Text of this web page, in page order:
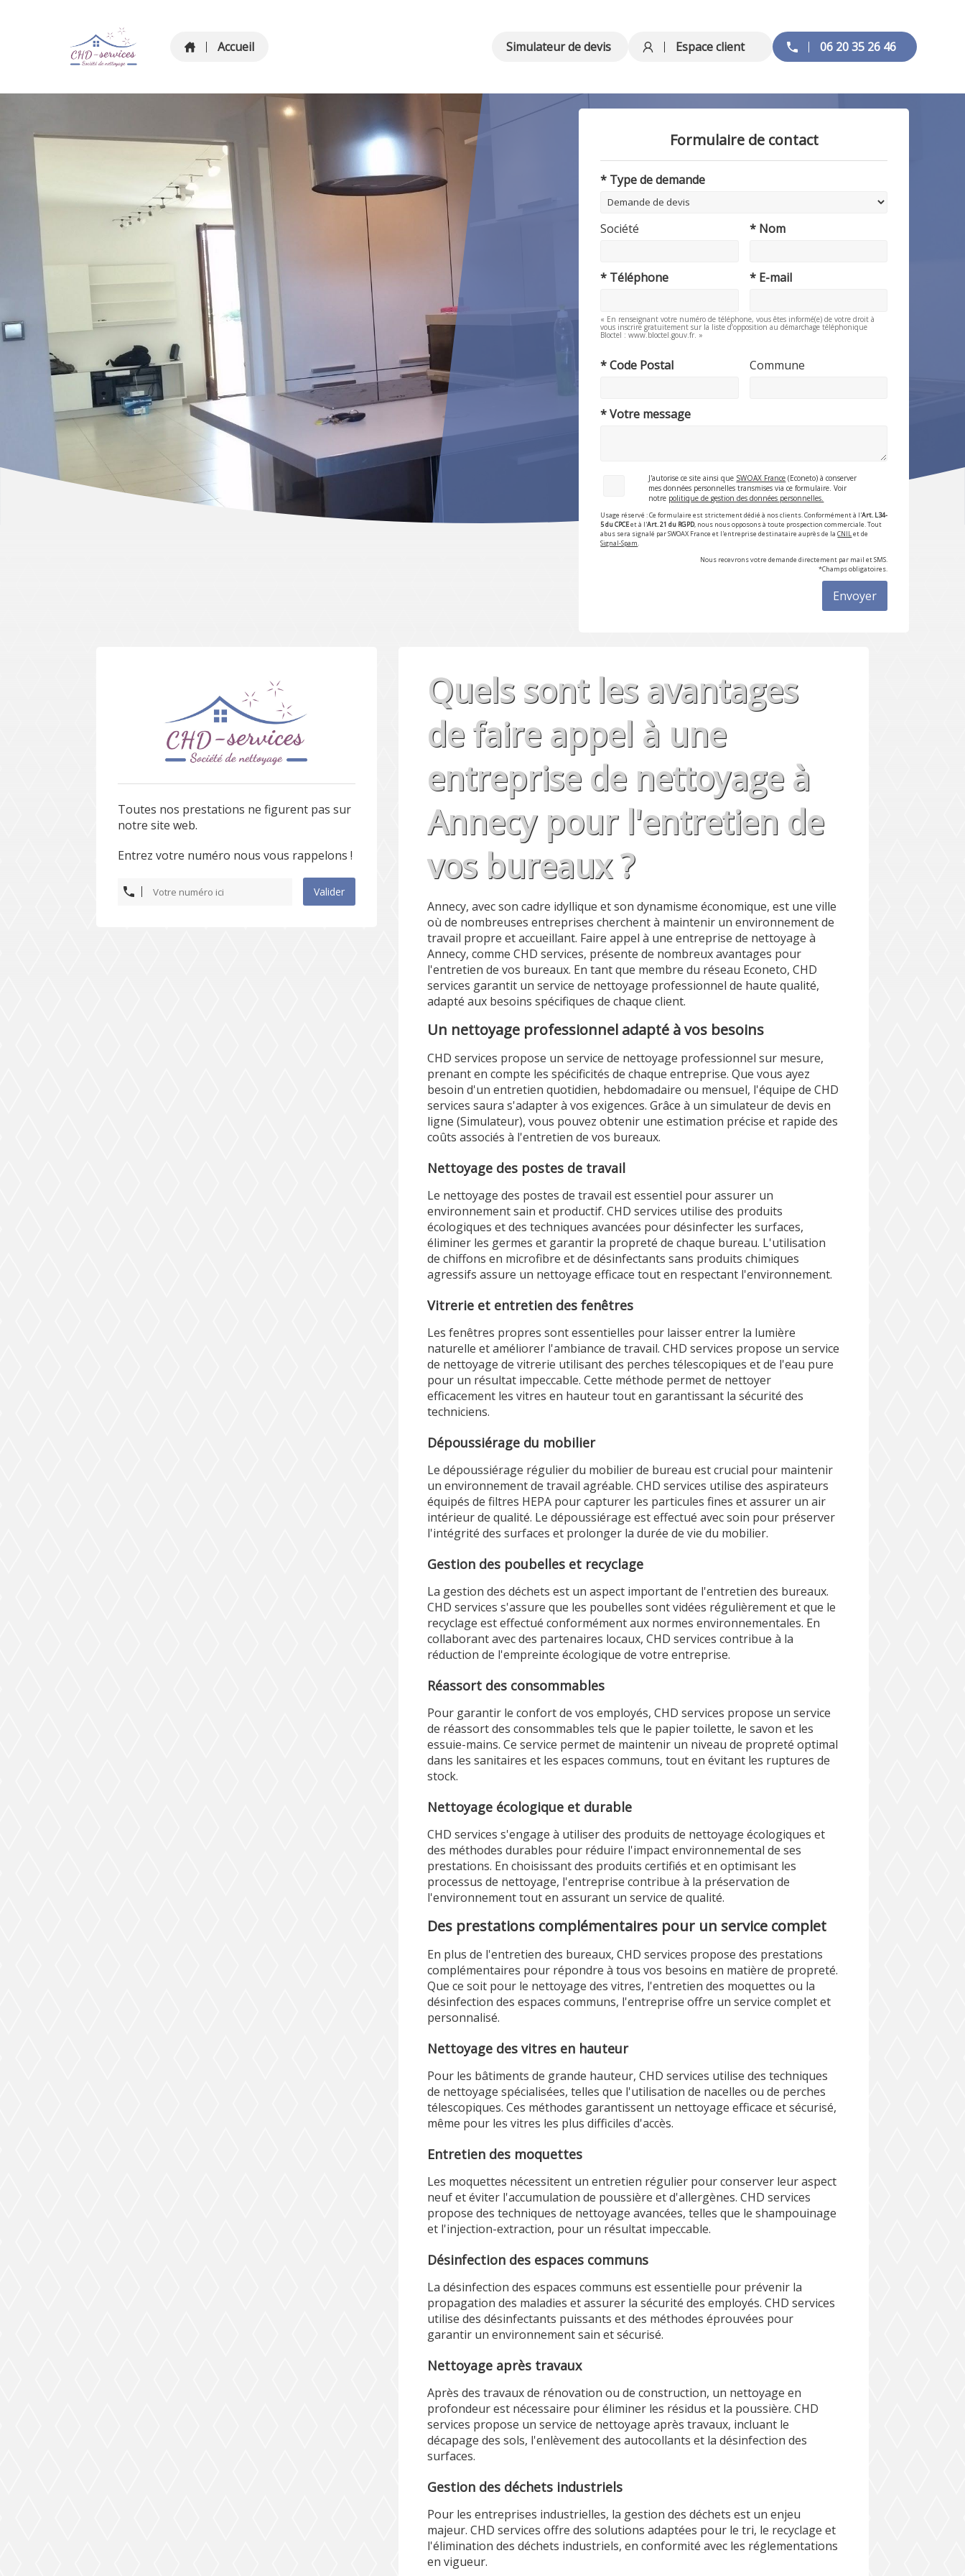
Accueil Simulateur de devis Espace client 06 20 35 26 46
Formulaire de contact
* Type de demande
Société * Nom
* Téléphone * E-mail
« En renseignant votre numéro de téléphone, vous êtes informé(e) de votre droit à
vous inscrire gratuitement sur la liste d’opposition au démarchage téléphonique
Bloctel : www.bloctel.gouv.fr. »
* Code Postal Commune
* Votre message
J'autorise ce site ainsi que SWOAX France (Econeto) à conserver
mes données personnelles transmises via ce formulaire. Voir
notre politique de gestion des données personnelles.
Usage réservé : Ce formulaire est strictement dédié à nos clients. Conformément à l'Art. L34-
5 du CPCEet à l'Art. 21 du RGPD, nous nous opposons à toute prospection commerciale. Tout
abus sera signalé par SWOAX France et l'entreprise destinataire auprès de laCNILet de
Signal-Spam.
Nous recevrons votre demande directement par mail et SMS.
*Champs obligatoires.
Envoyer
Toutes nos prestations ne figurent pas sur
notre site web.
Entrez votre numéro nous vous rappelons !
Valider
Quels sont les avantages
de faire appel à une
entreprise de nettoyage à
Annecy pour l'entretien de
vos bureaux ?
Annecy, avec son cadre idyllique et son dynamisme économique, est une ville
où de nombreuses entreprises cherchent à maintenir un environnement de
travail propre et accueillant. Faire appel à une entreprise de nettoyage à
Annecy, comme CHD services, présente de nombreux avantages pour
l'entretien de vos bureaux. En tant que membre du réseau Econeto, CHD
services garantit un service de nettoyage professionnel de haute qualité,
adapté aux besoins spécifiques de chaque client.
Un nettoyage professionnel adapté à vos besoins
CHD services propose un service de nettoyage professionnel sur mesure,
prenant en compte les spécificités de chaque entreprise. Que vous ayez
besoin d'un entretien quotidien, hebdomadaire ou mensuel, l'équipe de CHD
services saura s'adapter à vos exigences. Grâce à un simulateur de devis en
ligne (Simulateur), vous pouvez obtenir une estimation précise et rapide des
coûts associés à l'entretien de vos bureaux.
Nettoyage des postes de travail
Le nettoyage des postes de travail est essentiel pour assurer un
environnement sain et productif. CHD services utilise des produits
écologiques et des techniques avancées pour désinfecter les surfaces,
éliminer les germes et garantir la propreté de chaque bureau. L'utilisation
de chiffons en microfibre et de désinfectants sans produits chimiques
agressifs assure un nettoyage efficace tout en respectant l'environnement.
Vitrerie et entretien des fenêtres
Les fenêtres propres sont essentielles pour laisser entrer la lumière
naturelle et améliorer l'ambiance de travail. CHD services propose un service
de nettoyage de vitrerie utilisant des perches télescopiques et de l'eau pure
pour un résultat impeccable. Cette méthode permet de nettoyer
efficacement les vitres en hauteur tout en garantissant la sécurité des
techniciens.
Dépoussiérage du mobilier
Le dépoussiérage régulier du mobilier de bureau est crucial pour maintenir
un environnement de travail agréable. CHD services utilise des aspirateurs
équipés de filtres HEPA pour capturer les particules fines et assurer un air
intérieur de qualité. Le dépoussiérage est effectué avec soin pour préserver
l'intégrité des surfaces et prolonger la durée de vie du mobilier.
Gestion des poubelles et recyclage
La gestion des déchets est un aspect important de l'entretien des bureaux.
CHD services s'assure que les poubelles sont vidées régulièrement et que le
recyclage est effectué conformément aux normes environnementales. En
collaborant avec des partenaires locaux, CHD services contribue à la
réduction de l'empreinte écologique de votre entreprise.
Réassort des consommables
Pour garantir le confort de vos employés, CHD services propose un service
de réassort des consommables tels que le papier toilette, le savon et les
essuie-mains. Ce service permet de maintenir un niveau de propreté optimal
dans les sanitaires et les espaces communs, tout en évitant les ruptures de
stock.
Nettoyage écologique et durable
CHD services s'engage à utiliser des produits de nettoyage écologiques et
des méthodes durables pour réduire l'impact environnemental de ses
prestations. En choisissant des produits certifiés et en optimisant les
processus de nettoyage, l'entreprise contribue à la préservation de
l'environnement tout en assurant un service de qualité.
Des prestations complémentaires pour un service complet
En plus de l'entretien des bureaux, CHD services propose des prestations
complémentaires pour répondre à tous vos besoins en matière de propreté.
Que ce soit pour le nettoyage des vitres, l'entretien des moquettes ou la
désinfection des espaces communs, l'entreprise offre un service complet et
personnalisé.
Nettoyage des vitres en hauteur
Pour les bâtiments de grande hauteur, CHD services utilise des techniques
de nettoyage spécialisées, telles que l'utilisation de nacelles ou de perches
télescopiques. Ces méthodes garantissent un nettoyage efficace et sécurisé,
même pour les vitres les plus difficiles d'accès.
Entretien des moquettes
Les moquettes nécessitent un entretien régulier pour conserver leur aspect
neuf et éviter l'accumulation de poussière et d'allergènes. CHD services
propose des techniques de nettoyage avancées, telles que le shampouinage
et l'injection-extraction, pour un résultat impeccable.
Désinfection des espaces communs
La désinfection des espaces communs est essentielle pour prévenir la
propagation des maladies et assurer la sécurité des employés. CHD services
utilise des désinfectants puissants et des méthodes éprouvées pour
garantir un environnement sain et sécurisé.
Nettoyage après travaux
Après des travaux de rénovation ou de construction, un nettoyage en
profondeur est nécessaire pour éliminer les résidus et la poussière. CHD
services propose un service de nettoyage après travaux, incluant le
décapage des sols, l'enlèvement des autocollants et la désinfection des
surfaces.
Gestion des déchets industriels
Pour les entreprises industrielles, la gestion des déchets est un enjeu
majeur. CHD services offre des solutions adaptées pour le tri, le recyclage et
l'élimination des déchets industriels, en conformité avec les réglementations
en vigueur.